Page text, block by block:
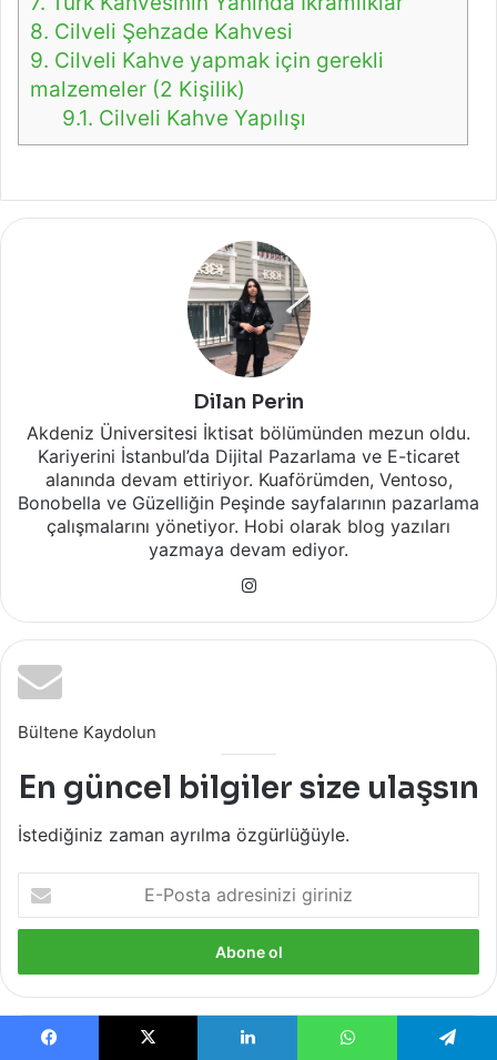
8. Cilveli Şehzade Kahvesi
9. Cilveli Kahve yapmak için gerekli
malzemeler (2 Kişilik)
9.1. Cilveli Kahve Yapılışı
Dilan Perin
Akdeniz Üniversitesi İktisat bölümünden mezun oldu.
Kariyerini İstanbul’da Dijital Pazarlama ve E-ticaret
alanında devam ettiriyor. Kuaförümden, Ventoso,
Bonobella ve Güzelliğin Peşinde sayfalarının pazarlama
çalışmalarını yönetiyor. Hobi olarak blog yazıları
yazmaya devam ediyor.
Bültene Kaydolun
En güncel bilgiler size ulaşsın
İstediğiniz zaman ayrılma özgürlüğüyle.
E-
Posta
adresinizi
Burun